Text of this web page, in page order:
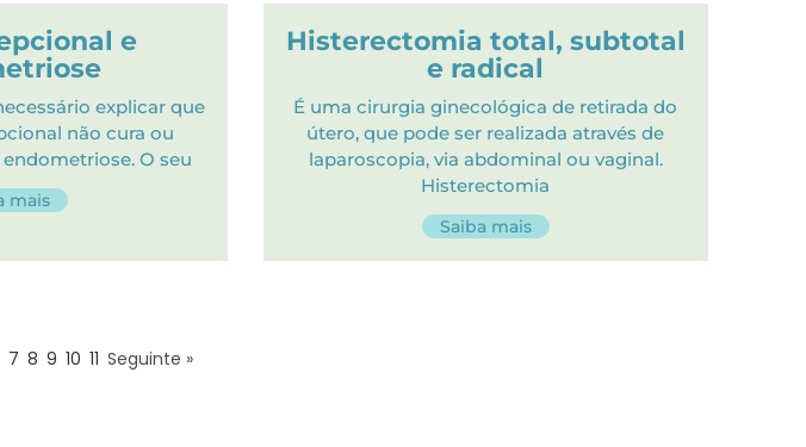
e
explicar que
não cura ou
O seu
mais
Histerectomia total, subtotal
e radical
É uma cirurgia ginecológica de retirada do
útero, que pode ser realizada através de
laparoscopia, via abdominal ou vaginal.
Histerectomia
Saiba mais
7 8 9 10 11 Seguinte »